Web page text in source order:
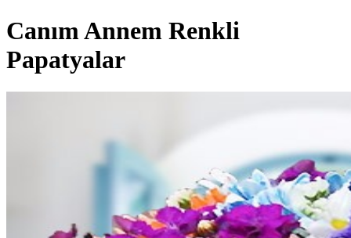
Canım Annem Renkli
Papatyalar